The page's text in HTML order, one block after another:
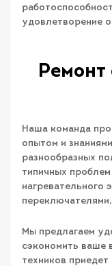
удовлетворение
Ремонт
Наша команда
опытом и
разнообразных
типичных
нагревательного
Мы предлагаем
сэкономить ваше
техников